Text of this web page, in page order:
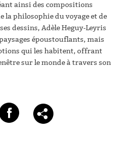
ainsi des compositions
la philosophie du voyage et de
dessins, Adèle Heguy-Leyris
époustouflants, mais
qui les habitent, offrant
sur le monde à travers son